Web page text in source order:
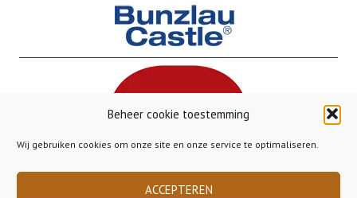
Beheer cookie toestemming
Wij gebruiken cookies om onze site en onze service te optimaliseren.
ACCEPTEREN